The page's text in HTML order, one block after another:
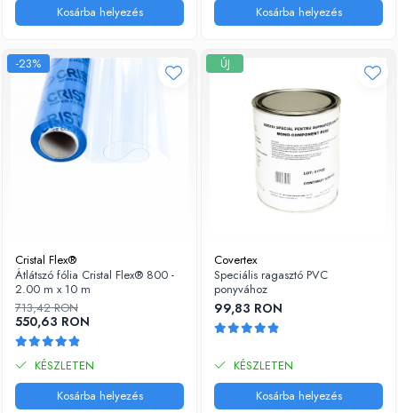
Kosárba helyezés Kosárba helyezés
-23%
Cristal Flex®
Átlátszó fólia Cristal Flex® 800 -
2.00 m x 10 m
713,42 RON
550,63 RON
KÉSZLETEN
Kosárba helyezés
ÚJ
Covertex
Speciális ragasztó PVC
ponyvához
99,83 RON
KÉSZLETEN
Kosárba helyezés